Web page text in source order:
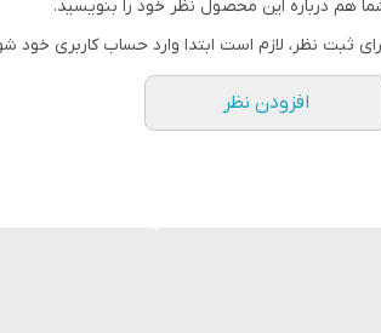
هم درباره این محصول نظر خود را بنویسید.
ثبت نظر، لازم است ابتدا وارد حساب کاربری خود
افزودن نظر